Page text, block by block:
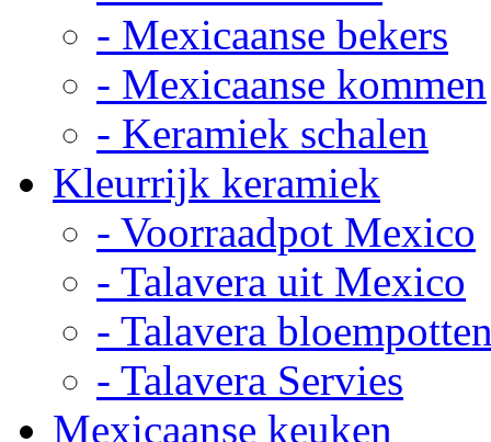
- Mexicaanse bekers
- Mexicaanse kommen
- Keramiek schalen
Kleurrijk keramiek
- Voorraadpot Mexico
- Talavera uit Mexico
- Talavera
- Talavera Servies
Mexicaanse keuken